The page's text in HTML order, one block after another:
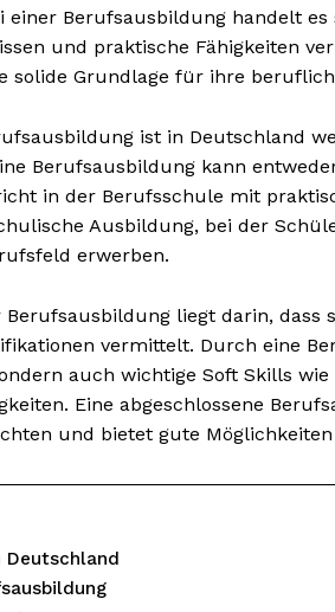
einer Berufsausbildung handelt
und praktische Fähigkeiten
solide Grundlage für ihre
ist in Deutschland
Berufsausbildung kann
in der Berufsschule mit
Ausbildung, bei der
erwerben.
Berufsausbildung liegt darin,
vermittelt. Durch eine
auch wichtige Soft Skills
Eine abgeschlossene
und bietet gute
Deutschland